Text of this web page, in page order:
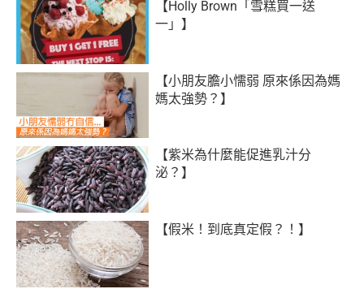
【Holly Brown「雪糕買一送
一」】
【小朋友膽小懦弱 原來係因為媽
媽太強勢？】
【紫米為什麼能促進乳汁分
泌？】
【假米！到底真定假？！】